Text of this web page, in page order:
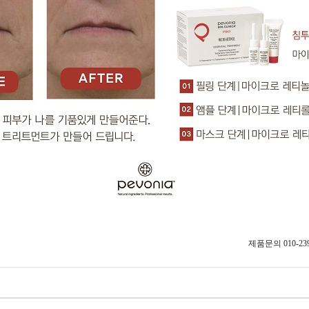
의 010-2397-